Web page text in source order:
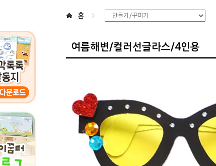
홈
여름해변/컬러선글라스/4인용